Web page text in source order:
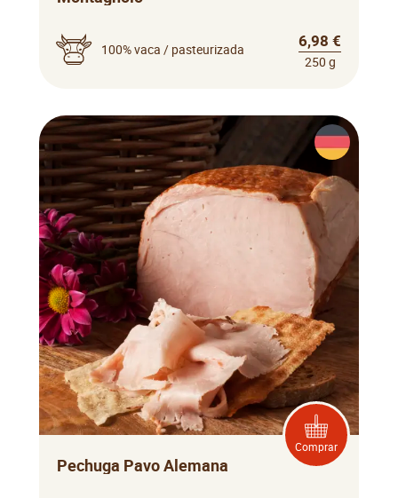
100% vaca / pasteurizada 6,98 €
250 g
Comprar
Pechuga Pavo Alemana